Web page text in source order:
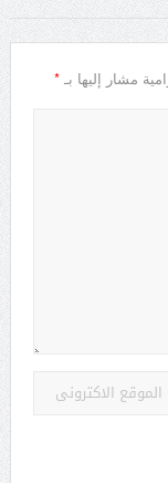
مشار إليها بـ *